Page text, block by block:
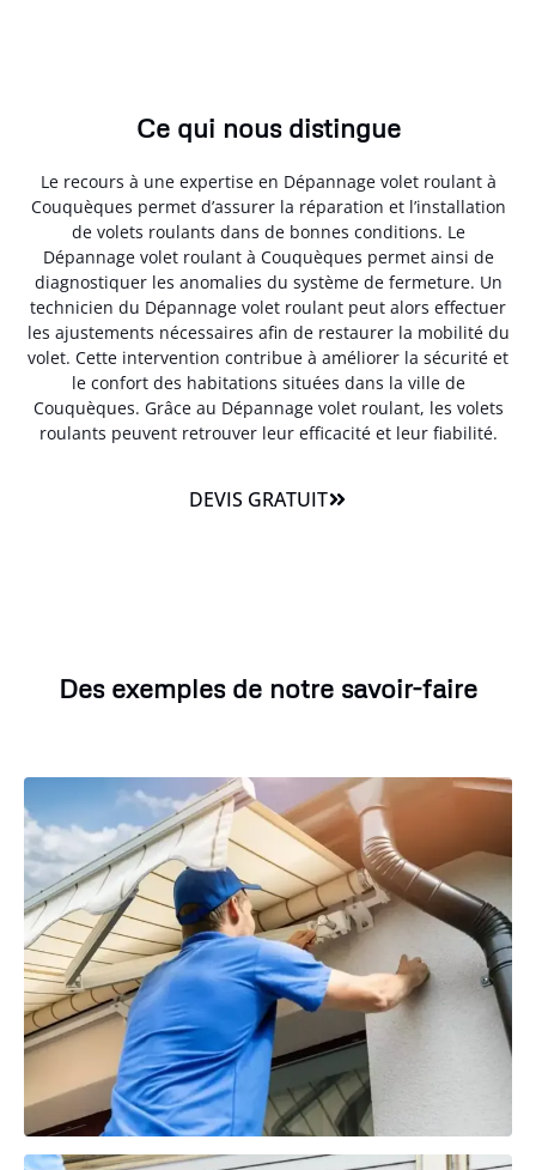
Ce qui nous distingue
Le recours à une expertise en Dépannage volet roulant à
Couquèques permet d’assurer la réparation et l’installation
de volets roulants dans de bonnes conditions. Le
Dépannage volet roulant à Couquèques permet ainsi de
diagnostiquer les anomalies du système de fermeture. Un
technicien du Dépannage volet roulant peut alors effectuer
les ajustements nécessaires afin de restaurer la mobilité du
volet. Cette intervention contribue à améliorer la sécurité et
le confort des habitations situées dans la ville de
Couquèques. Grâce au Dépannage volet roulant, les volets
roulants peuvent retrouver leur efficacité et leur fiabilité.
DEVIS GRATUIT
Des exemples de notre savoir-faire